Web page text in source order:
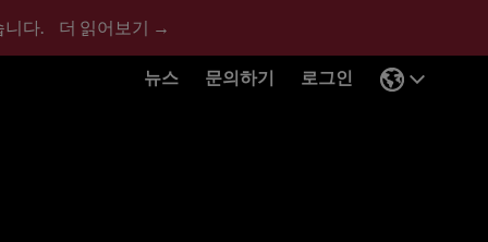
니다. 더 읽어보기 →
뉴스 문의하기 로그인